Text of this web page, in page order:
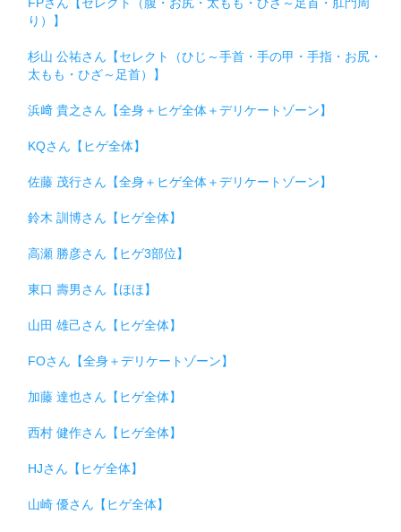
り）】
杉山 公祐さん【セレクト（ひじ～手首・手の甲・手指・お尻・
太もも・ひざ～足首）】
浜﨑 貴之さん【全身＋ヒゲ全体＋デリケートゾーン】
KQさん【ヒゲ全体】
佐藤 茂行さん【全身＋ヒゲ全体＋デリケートゾーン】
鈴木 訓博さん【ヒゲ全体】
高瀬 勝彦さん【ヒゲ3部位】
東口 壽男さん【ほほ】
山田 雄己さん【ヒゲ全体】
FOさん【全身＋デリケートゾーン】
加藤 達也さん【ヒゲ全体】
西村 健作さん【ヒゲ全体】
HJさん【ヒゲ全体】
山崎 優さん【ヒゲ全体】